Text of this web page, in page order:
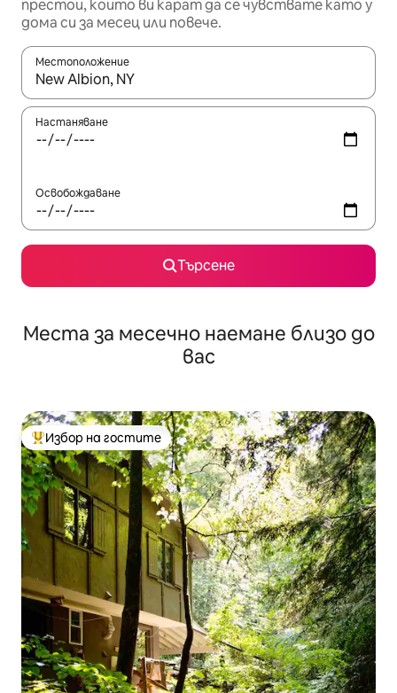
престои, които ви карат да се чувствате като у
дома си за месец или повече.
Местоположение
Когато резултатите се покажат, използвайте
Настаняване
Освобождаване
Търсене
Места за месечно наемане близо до
вас
Най-популярен избор на гостите
Избор на гостите